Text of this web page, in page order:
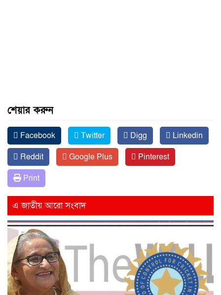
শেয়ার করুন
Facebook Twitter Digg
Linkedin
Reddit
Google Plus
Pinterest
Print
এ জাতীয় আরো সংবাদ